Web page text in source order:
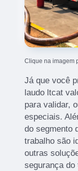
Clique na imagem
Já que você
laudo ltcat
para validar,
especiais.
do segmento
trabalho são
outras
segurança do